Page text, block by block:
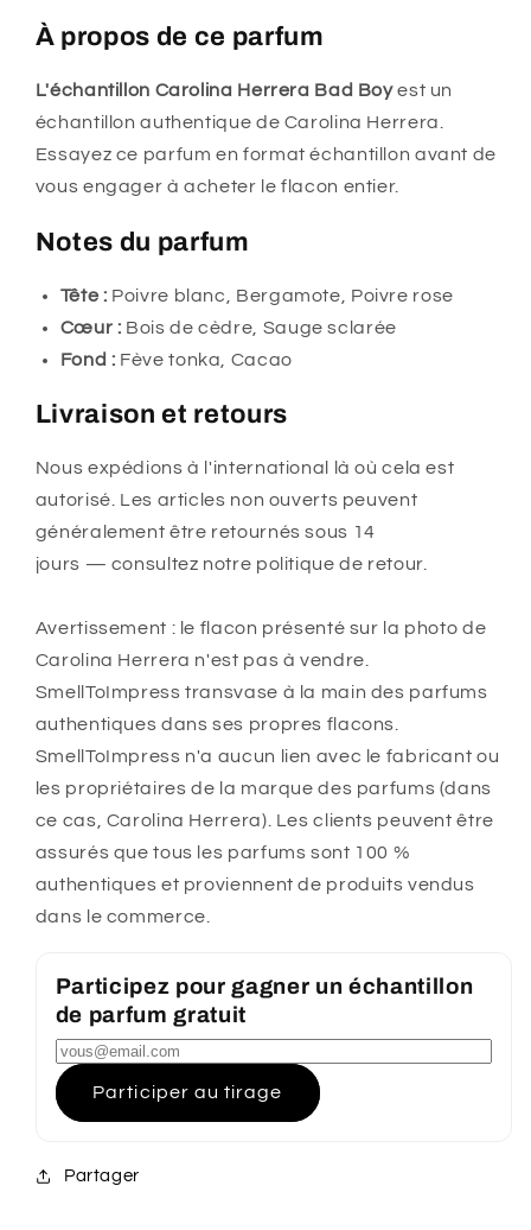
À propos de ce parfum
L'échantillon Carolina Herrera Bad Boyest un
échantillon authentique de Carolina Herrera.
Essayez ce parfum en format échantillon avant de
vous engager à acheter le flacon entier.
Notes du parfum
Tête : Poivre blanc, Bergamote, Poivre rose
Cœur : Bois de cèdre, Sauge sclarée
Fond : Fève tonka, Cacao
Livraison et retours
Nous expédions à l'international là où cela est
autorisé. Les articles non ouverts peuvent
généralement être retournés sous 14
jours — consultez notre politique de retour.
Avertissement : le flacon présenté sur la photo de
Carolina Herrera n'est pas à vendre.
SmellToImpress transvase à la main des parfums
authentiques dans ses propres flacons.
SmellToImpress n'a aucun lien avec le fabricant ou
les propriétaires de la marque des parfums (dans
ce cas, Carolina Herrera). Les clients peuvent être
assurés que tous les parfums sont 100 %
authentiques et proviennent de produits vendus
dans le commerce.
Participez pour gagner un échantillon
de parfum gratuit
Participer au tirage
Partager